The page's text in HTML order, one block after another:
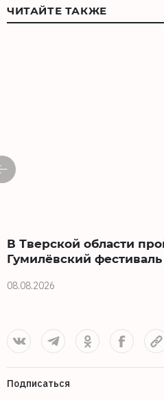
ЧИТАЙТЕ ТАКЖЕ
В Тверской области
Гумилёвский фестиваль
08.08.2026
Подписаться